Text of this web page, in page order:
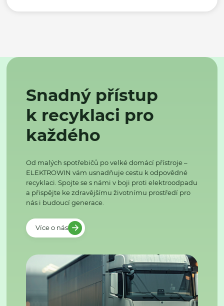
Snadný přístup
k recyklaci pro
každého
Od malých spotřebičů po velké domácí přístroje –
ELEKTROWIN vám usnadňuje cestu k odpovědné
recyklaci. Spojte se s námi v boji proti elektroodpadu
a přispějte ke zdravějšímu životnímu prostředí pro
nás i budoucí generace.
Více o nás